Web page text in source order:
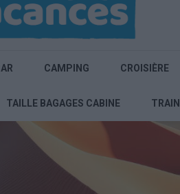
CAMPING CROISIÈRE
TAILLE BAGAGES CABINE TRAIN